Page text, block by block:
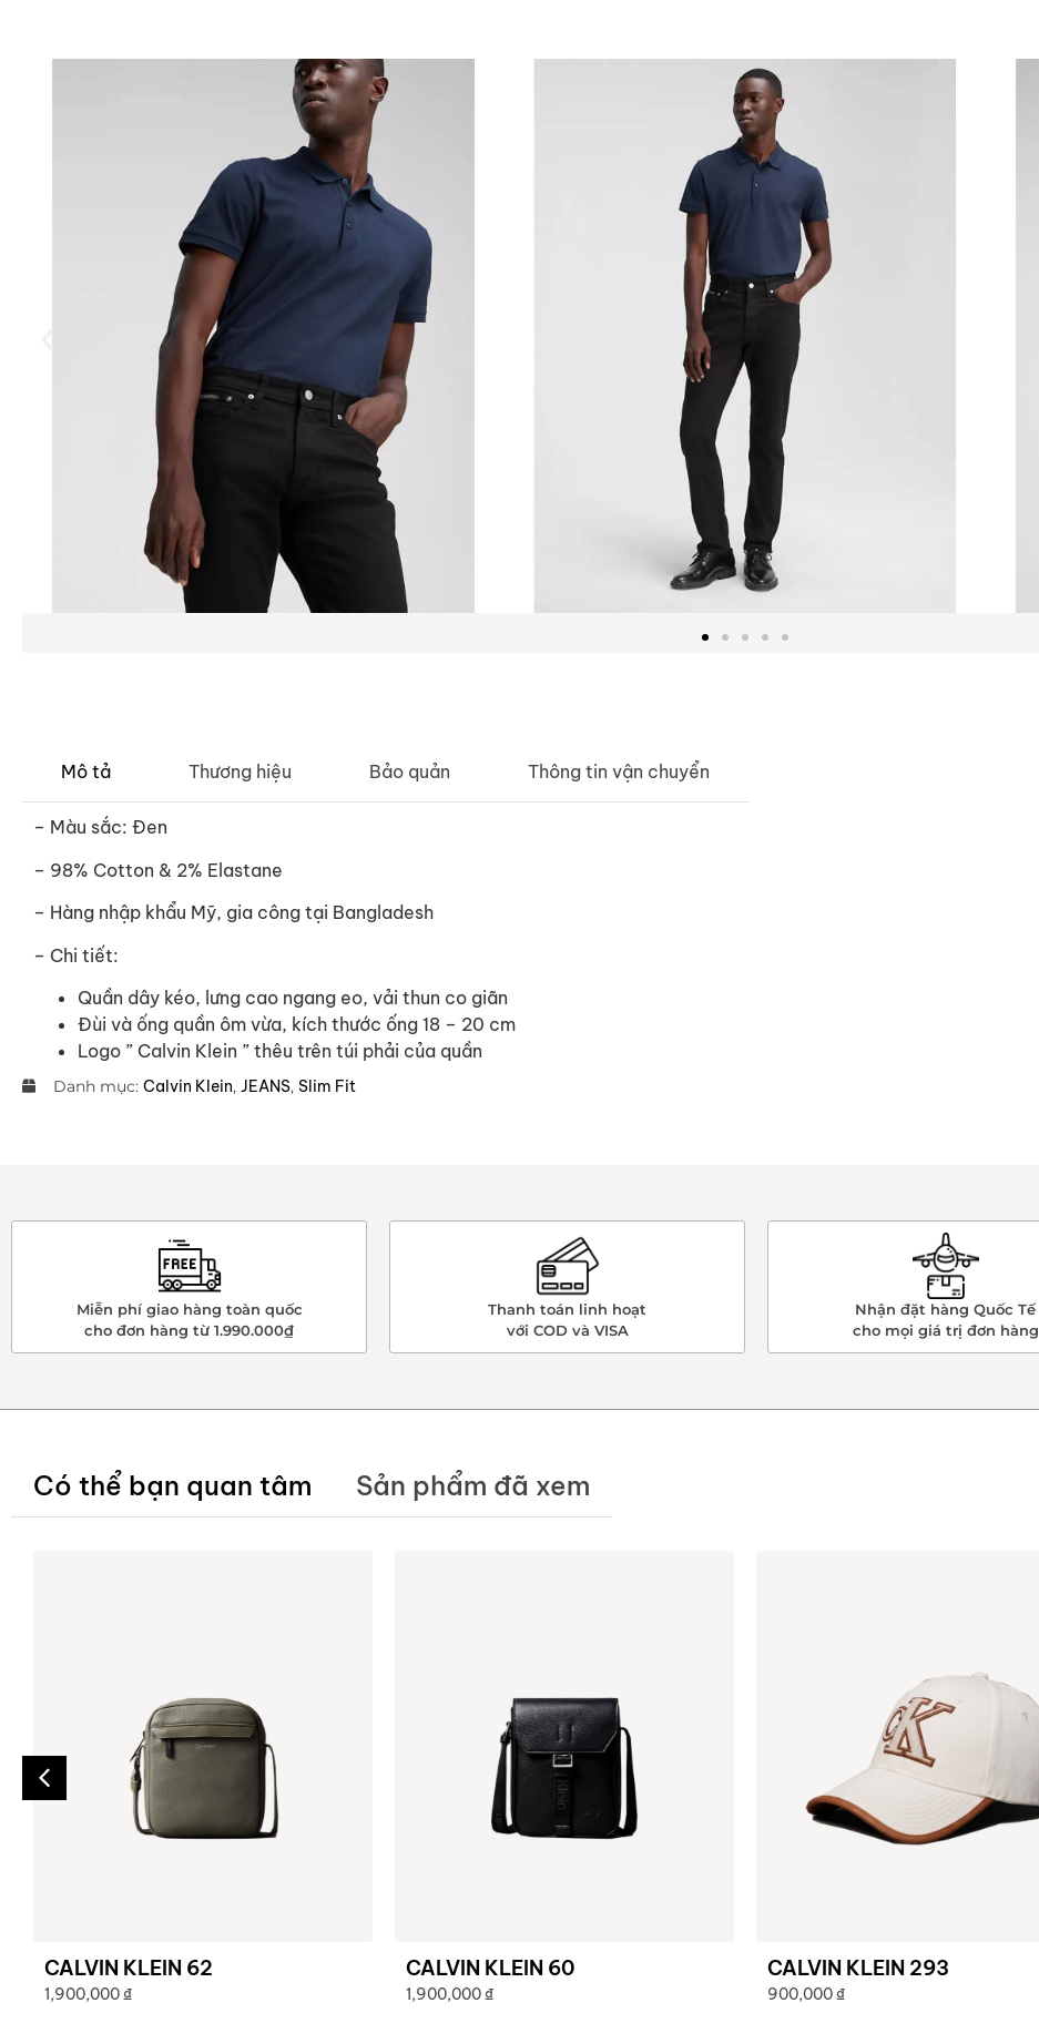
Mô tả Thương hiệu Bảo quản Thông tin vận chuyển
– Màu sắc: Đen
– 98% Cotton & 2% Elastane
– Hàng nhập khẩu Mỹ, gia công tại Bangladesh
– Chi tiết:
Quần dây kéo, lưng cao ngang eo, vải thun co giãn
Đùi và ống quần ôm vừa, kích thước ống 18 – 20 cm
Logo ” Calvin Klein ” thêu trên túi phải của quần
Danh mục: Calvin Klein, JEANS, Slim Fit
Miễn phí giao hàng toàn quốc
cho đơn hàng từ 1.990.000₫
Thanh toán linh hoạt
với COD và VISA
Nhận đặt hàng Quốc Tế
cho mọi giá trị đơn hàng
Có thể bạn quan tâm Sản phẩm đã xem
CALVIN KLEIN 62
1,900,000 ₫
CALVIN KLEIN 60
1,900,000 ₫
CALVIN KLEIN 293
900,000 ₫